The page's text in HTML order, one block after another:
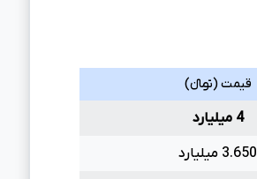
قیمت (تومانءءء)
4 میلیارد
3.650 میلیارد